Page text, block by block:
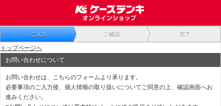
ご入力 ご確認 完了
トップページへ
お問い合わせについて
お問い合わせは、こちらのフォームより承ります。
必要事項のご入力後、個人情報の取り扱いについてご同意の上、確認画面へお
進みください。